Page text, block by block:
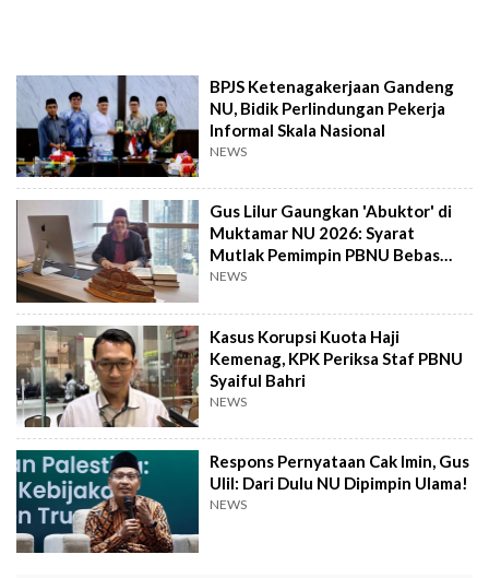
BPJS Ketenagakerjaan Gandeng
NU, Bidik Perlindungan Pekerja
Informal Skala Nasional
NEWS
Gus Lilur Gaungkan 'Abuktor' di
Muktamar NU 2026: Syarat
Mutlak Pemimpin PBNU Bebas
Korupsi
NEWS
Kasus Korupsi Kuota Haji
Kemenag, KPK Periksa Staf PBNU
Syaiful Bahri
NEWS
Respons Pernyataan Cak Imin, Gus
Ulil: Dari Dulu NU Dipimpin Ulama!
NEWS